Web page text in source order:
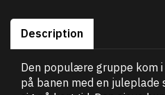
Description
Den populære gruppe kom
på banen med en